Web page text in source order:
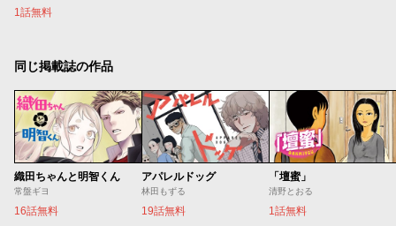
1話無料
同じ掲載誌の作品
織田ちゃんと明智くん
常盤ギヨ
16話無料
アパレルドッグ
林田もずる
19話無料
「壇蜜」
清野とおる
1話無料